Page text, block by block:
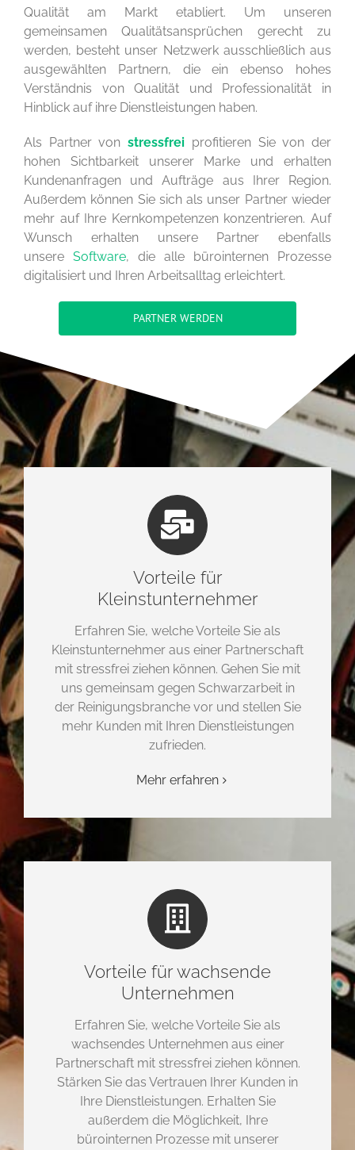
Qualität am Markt etabliert. Um unseren
gemeinsamen Qualitätsansprüchen gerecht zu
werden, besteht unser Netzwerk ausschließlich aus
ausgewählten Partnern, die ein ebenso hohes
Verständnis von Qualität und Professionalität in
Hinblick auf ihre Dienstleistungen haben.
Als Partner vonstressfrei profitieren Sie von der
hohen Sichtbarkeit unserer Marke und erhalten
Kundenanfragen und Aufträge aus Ihrer Region.
Außerdem können Sie sich als unser Partner wieder
mehr auf Ihre Kernkompetenzen konzentrieren. Auf
Wunsch erhalten unsere Partner ebenfalls
unsere Software, die alle bürointernen Prozesse
digitalisiert und Ihren Arbeitsalltag erleichtert.
PARTNER WERDEN
Vorteile für
Kleinstunternehmer
Erfahren Sie, welche Vorteile Sie als
Kleinstunternehmer aus einer Partnerschaft
mit stressfrei ziehen können. Gehen Sie mit
uns gemeinsam gegen Schwarzarbeit in
der Reinigungsbranche vor und stellen Sie
mehr Kunden mit Ihren Dienstleistungen
zufrieden.
Mehr erfahren
Vorteile für wachsende
Unternehmen
Erfahren Sie, welche Vorteile Sie als
wachsendes Unternehmen aus einer
Partnerschaft mit stressfrei ziehen können.
Stärken Sie das Vertrauen Ihrer Kunden in
Ihre Dienstleistungen. Erhalten Sie
außerdem die Möglichkeit, Ihre
bürointernen Prozesse mit unserer